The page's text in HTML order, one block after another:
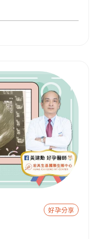
好孕分享